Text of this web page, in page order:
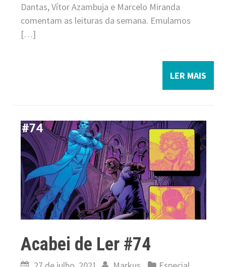
Dantas, Vítor Azambuja e Marcelo Miranda
comentam as leituras da semana. Emulamos
[…]
LER MAIS
Acabei de Ler #74